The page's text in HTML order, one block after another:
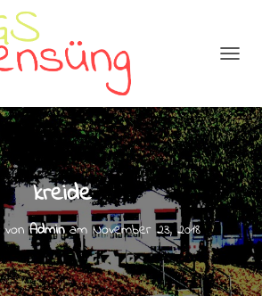
I
G
A
T
O
U
S
C
kreide
vonAdminamNovember 23, 2018